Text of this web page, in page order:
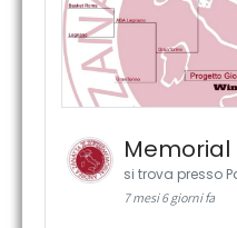
si trova presso
7 mesi 6 giorni fa